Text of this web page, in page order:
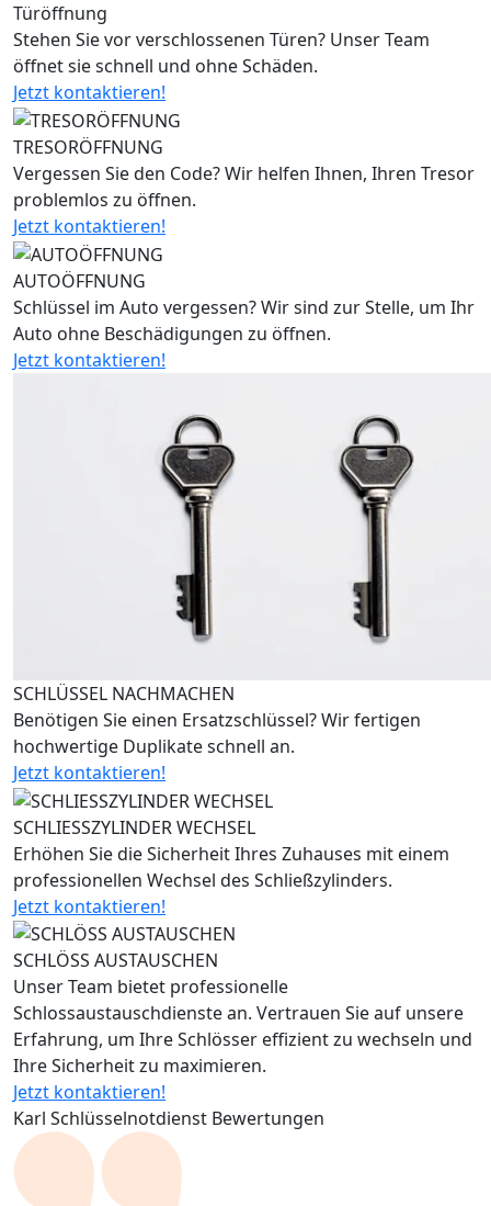
Türöffnung
Stehen Sie vor verschlossenen Türen? Unser Team
öffnet sie schnell und ohne Schäden.
Jetzt kontaktieren!
TRESORÖFFNUNG
Vergessen Sie den Code? Wir helfen Ihnen, Ihren Tresor
problemlos zu öffnen.
Jetzt kontaktieren!
AUTOÖFFNUNG
Schlüssel im Auto vergessen? Wir sind zur Stelle, um Ihr
Auto ohne Beschädigungen zu öffnen.
Jetzt kontaktieren!
SCHLÜSSEL NACHMACHEN
Benötigen Sie einen Ersatzschlüssel? Wir fertigen
hochwertige Duplikate schnell an.
Jetzt kontaktieren!
SCHLIESSZYLINDER WECHSEL
Erhöhen Sie die Sicherheit Ihres Zuhauses mit einem
professionellen Wechsel des Schließzylinders.
Jetzt kontaktieren!
SCHLÖSS AUSTAUSCHEN
Unser Team bietet professionelle
Schlossaustauschdienste an. Vertrauen Sie auf unsere
Erfahrung, um Ihre Schlösser effizient zu wechseln und
Ihre Sicherheit zu maximieren.
Jetzt kontaktieren!
Karl Schlüsselnotdienst Bewertungen